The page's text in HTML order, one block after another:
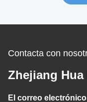
Contacta con
Zhejiang
El correo electrónico